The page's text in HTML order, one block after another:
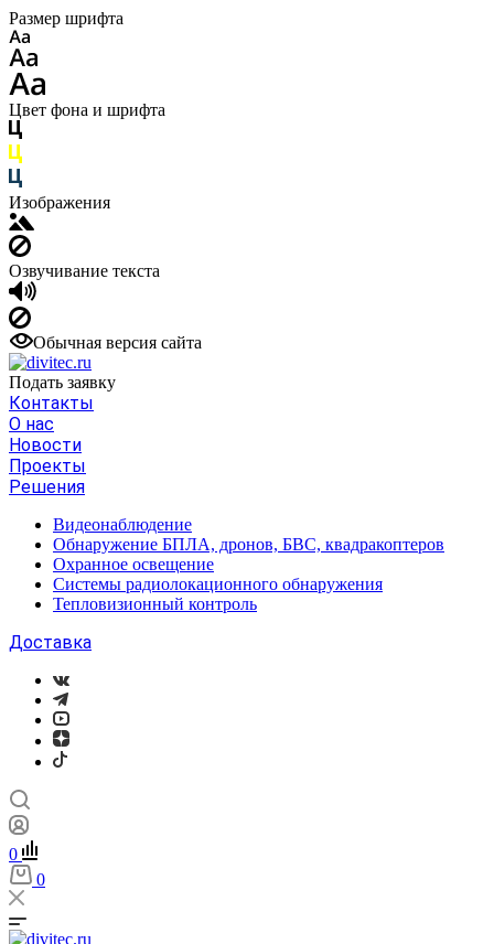
Размер шрифта
Цвет фона и шрифта
Изображения
Озвучивание текста
Обычная версия сайта
Подать заявку
Контакты
О нас
Новости
Проекты
Решения
Видеонаблюдение
Обнаружение БПЛА, дронов, БВС, квадракоптеров
Охранное освещение
Системы радиолокационного обнаружения
Тепловизионный контроль
Доставка
0
0